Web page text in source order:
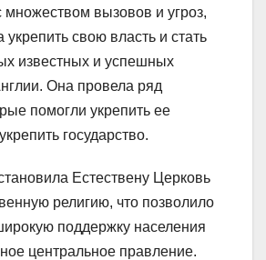
множеством вызовов и угроз,
укрепить свою власть и стать
известных и успешных
Она провела ряд
помогли укрепить ее
государство.
Естествену Церковь
религию, что позволило
поддержку населения
центральное правление.